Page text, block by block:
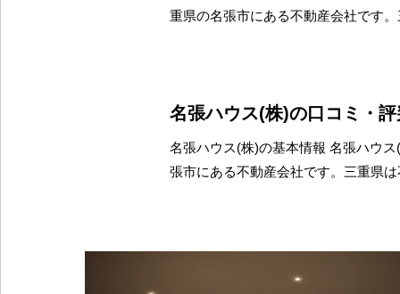
重県の名張市にある不動産会社です
名張ハウス(株)の口コミ・
名張ハウス(株)の基本情報 名張ハウ
張市にある不動産会社です。三重県